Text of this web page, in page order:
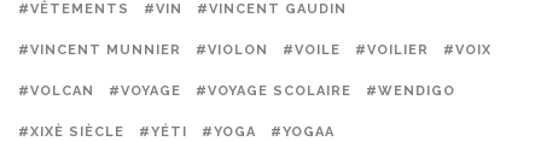
#VÊTEMENTS #VIN #VINCENT GAUDIN
#VINCENT MUNNIER #VIOLON #VOILE #VOILIER #VOIX
#VOLCAN #VOYAGE #VOYAGE SCOLAIRE #WENDIGO
#XIXÈ SIÈCLE #YÉTI #YOGA #YOGAA